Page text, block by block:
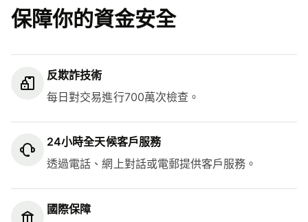
保障你的資金安全
反欺詐技術
每日對交易進行700萬次檢查。
24小時全天候客戶服務
透過電話、網上對話或電郵提供客戶服務。
國際保障